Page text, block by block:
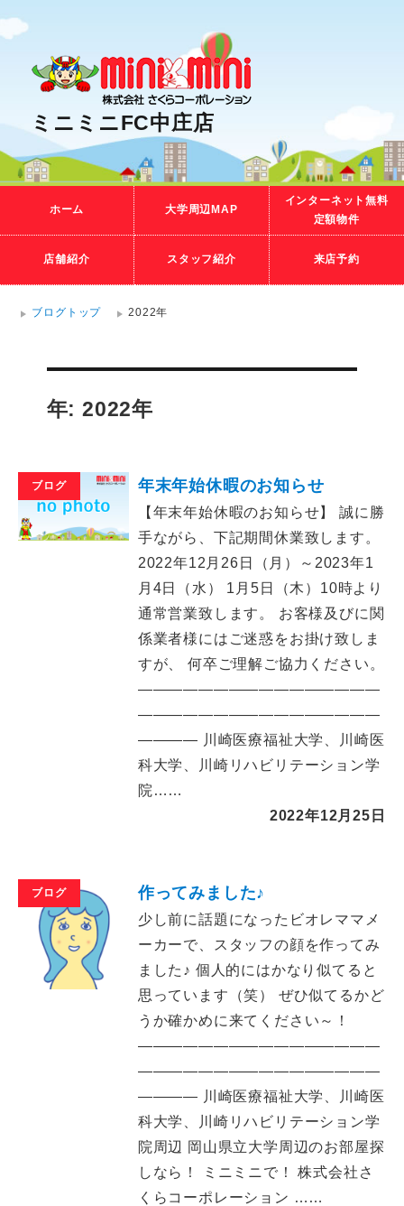
ミニミニFC中庄店
ホーム 大学周辺MAP
インターネット無料
定額物件
店舗紹介 スタッフ紹介 来店予約
ブログトップ 2022年
年: 2022年
ブログ 年末年始休暇のお知らせ
【年末年始休暇のお知らせ】 誠に勝
手ながら、下記期間休業致します。
2022年12月26日（月）～2023年1
月4日（水） 1月5日（木）10時より
通常営業致します。 お客様及びに関
係業者様にはご迷惑をお掛け致しま
すが、 何卒ご理解ご協力ください。
――――――――――――――――
――――――――――――――――
―――― 川崎医療福祉大学、川崎医
科大学、川崎リハビリテーション学
院……
2022年12月25日
ブログ 作ってみました♪
少し前に話題になったビオレママメ
ーカーで、スタッフの顔を作ってみ
ました♪ 個人的にはかなり似てると
思っています（笑） ぜひ似てるかど
うか確かめに来てください～！
――――――――――――――――
――――――――――――――――
―――― 川崎医療福祉大学、川崎医
科大学、川崎リハビリテーション学
院周辺 岡山県立大学周辺のお部屋探
しなら！ ミニミニで！ 株式会社さ
くらコーポレーション ……